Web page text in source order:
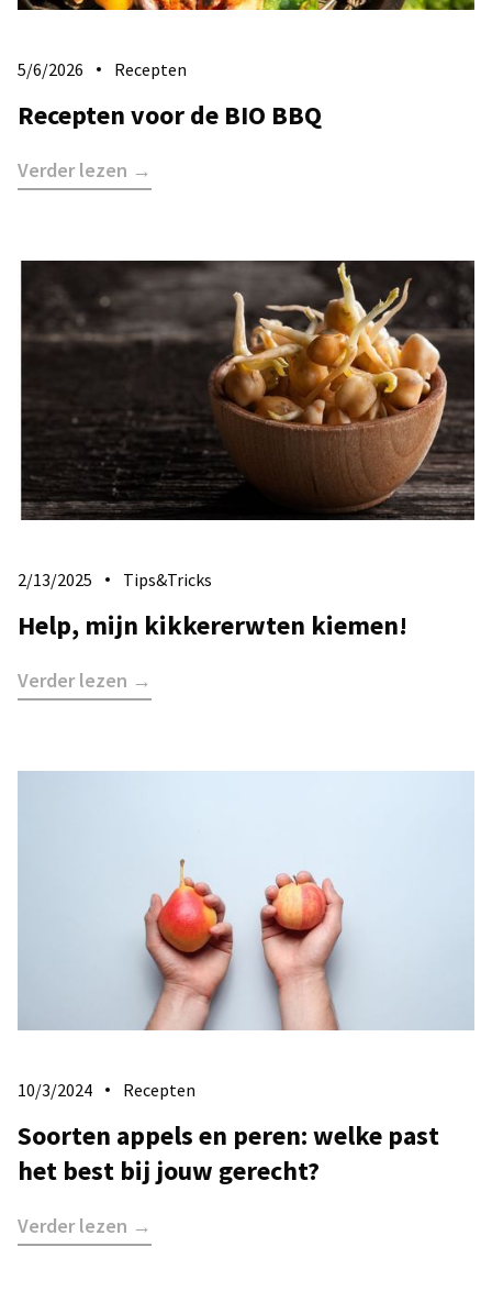
5/6/2026 Recepten
Recepten voor de BIO BBQ
Verder lezen →
2/13/2025 Tips&Tricks
Help, mijn kikkererwten kiemen!
Verder lezen →
10/3/2024 Recepten
Soorten appels en peren: welke past
het best bij jouw gerecht?
Verder lezen →